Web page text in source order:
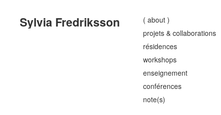
Sylvia Fredriksson
( about )
projets & collaborations
résidences
workshops
enseignement
conférences
note(s)